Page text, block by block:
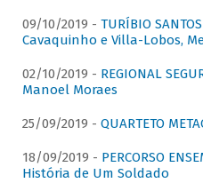
09/10/2019 - TURÍBIO
Cavaquinho e Villa-Lobos,
02/10/2019 - REGIONAL
Manoel Moraes
25/09/2019 - QUARTETO
18/09/2019 - PERCORSO
História de Um Soldado